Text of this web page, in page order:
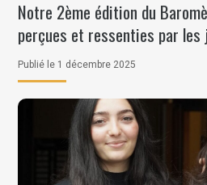
Notre 2ème édition du
perçues et ressenties par les
Publié le 1 décembre 2025